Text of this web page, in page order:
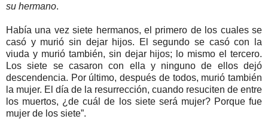
su hermano.
Había una vez siete hermanos, el primero de los cuales se
casó y murió sin dejar hijos. El segundo se casó con la
viuda y murió también, sin dejar hijos; lo mismo el tercero.
Los siete se casaron con ella y ninguno de ellos dejó
descendencia. Por último, después de todos, murió también
la mujer. El día de la resurrección, cuando resuciten de entre
los muertos, ¿de cuál de los siete será mujer? Porque fue
mujer de los siete”.